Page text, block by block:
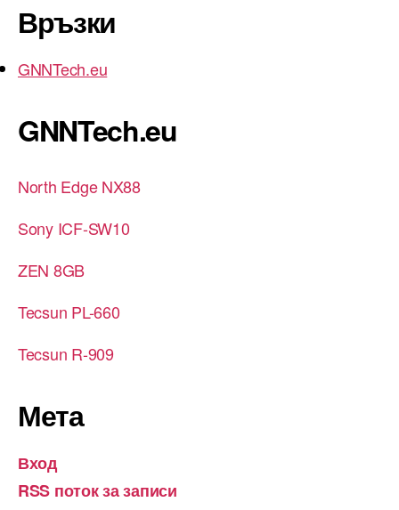
Връзки
GNNTech.eu
GNNTech.eu
North Edge NX88
Sony ICF-SW10
ZEN 8GB
Tecsun PL-660
Tecsun R-909
Мета
Вход
RSS поток за записи